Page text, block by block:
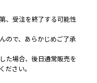
、受注を終了する可能性
ので、あらかじめご了承
た場合、後日通常販売を
ださい。